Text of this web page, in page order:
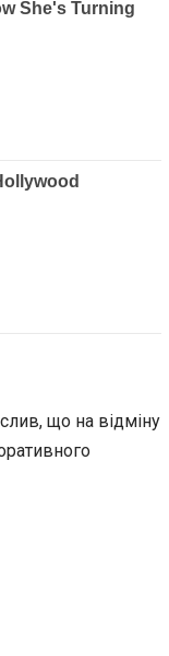
що на відміну